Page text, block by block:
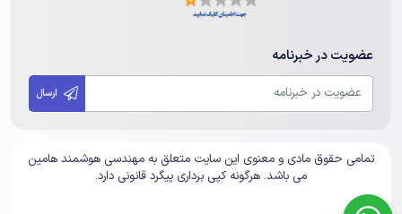
عضویت در خبرنامه
تمامی حقوق مادی و معنوی این سایت متعلق به مهندسی هوشمند هامین
می باشد. هرگونه کپی برداری پیگرد قانونی دارد.